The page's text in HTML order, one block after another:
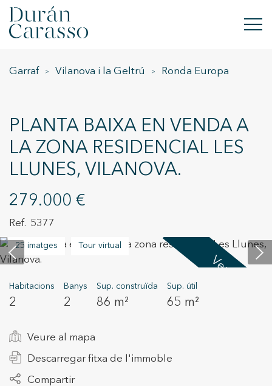
COMPRAR
VENDRE
OBRA NOVA
INVERSIONS
GRUP DC
CONTACTE
Garraf Vilanova i la Geltrú Ronda Europa
PLANTA BAIXA EN VENDA A
LA ZONA RESIDENCIAL LES
LLUNES, VILANOVA.
279.000 €
5377
25 imatges Tour virtual
Venut
Habitacions
2
Banys
2
Sup. construïda
86 m²
Sup. útil
65 m²
Veure al mapa
Descarregar fitxa de l'immoble
Compartir